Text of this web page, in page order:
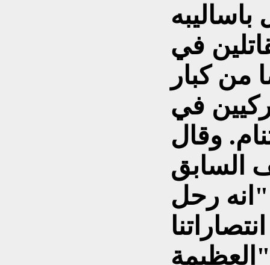
في
من كبار
في
وقال
السابق
74 عاما "انه رحل